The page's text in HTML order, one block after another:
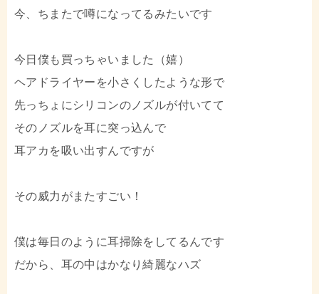
今、ちまたで噂になってるみたいです
今日僕も買っちゃいました（嬉）
ヘアドライヤーを小さくしたような形で
先っちょにシリコンのノズルが付いてて
そのノズルを耳に突っ込んで
耳アカを吸い出すんですが
その威力がまたすごい！
僕は毎日のように耳掃除をしてるんです
だから、耳の中はかなり綺麗なハズ